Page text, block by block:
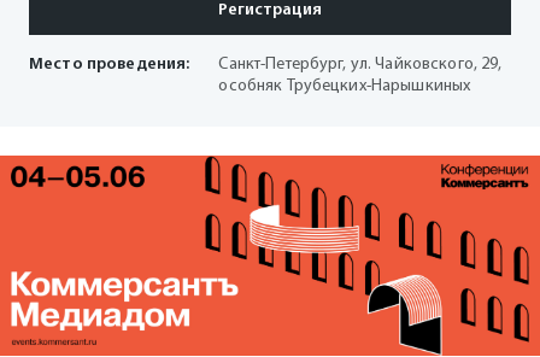
Регистрация
Место проведения:
Санкт-Петербург, ул. Чайковского, 29,
особняк Трубецких-Нарышкиных